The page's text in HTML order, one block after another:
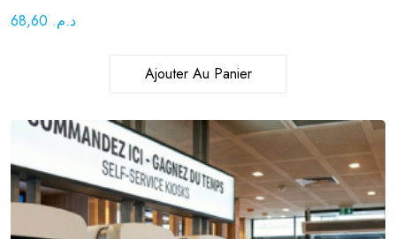
د.م.
Ajouter Au Panier